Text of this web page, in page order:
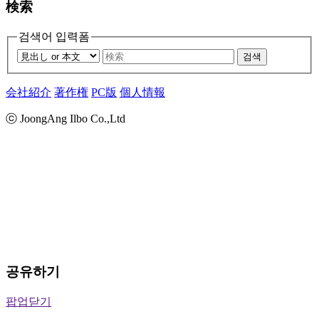
検索
검색어 입력폼
검색
会社紹介 著作権 PC版 個人情報
ⓒ JoongAng Ilbo Co.,Ltd
공유하기
팝업닫기